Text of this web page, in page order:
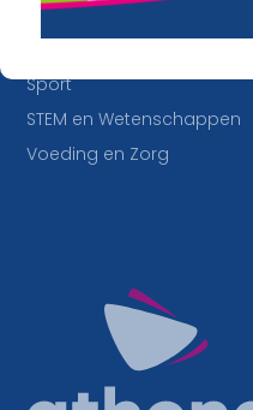
Economie en Maatschappij
Sport
STEM en Wetenschappen
Voeding en Zorg